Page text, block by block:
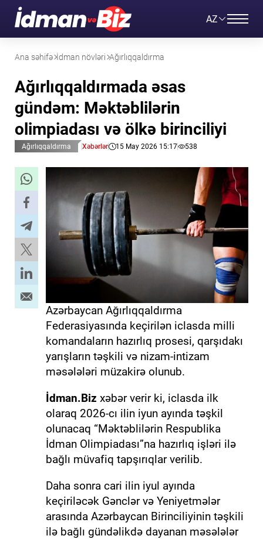
AZ
Ana səhifə İdman növləri Ağırlıqqaldırma
Ağırlıqqaldırmada əsas
gündəm: Məktəblilərin
olimpiadası və ölkə birinciliyi
Ağırlıqqaldırma Xəbərlər 15 May 2026 15:17 538
Azərbaycan Ağırlıqqaldırma
Federasiyasında keçirilən iclasda milli
komandaların hazırlıq prosesi, qarşıdakı
yarışların təşkili və nizam-intizam
məsələləri müzakirə olunub.
İdman.Biz xəbər verir ki, iclasda ilk
olaraq 2026-cı ilin iyun ayında təşkil
olunacaq “Məktəblilərin Respublika
İdman Olimpiadası”na hazırlıq işləri ilə
bağlı müvafiq tapşırıqlar verilib.
Daha sonra cari ilin iyul ayında
keçiriləcək Gənclər və Yeniyetmələr
arasında Azərbaycan Birinciliyinin təşkili
ilə bağlı gündəlikdə dayanan məsələlər